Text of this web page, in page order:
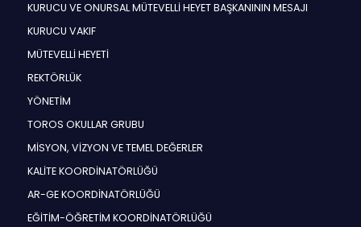
KURUCU VE ONURSAL MÜTEVELLİ HEYET BAŞKANININ MESAJI
KURUCU VAKIF
MÜTEVELLİ HEYETİ
REKTÖRLÜK
YÖNETİM
TOROS OKULLAR GRUBU
MİSYON, VİZYON VE TEMEL DEĞERLER
KALİTE KOORDİNATÖRLÜĞÜ
AR-GE KOORDİNATÖRLÜĞÜ
EĞİTİM-ÖĞRETİM KOORDİNATÖRLÜĞÜ